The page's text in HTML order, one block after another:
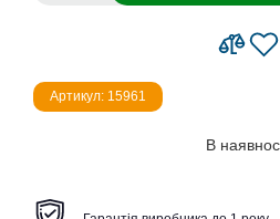
Артикул: 15961
В